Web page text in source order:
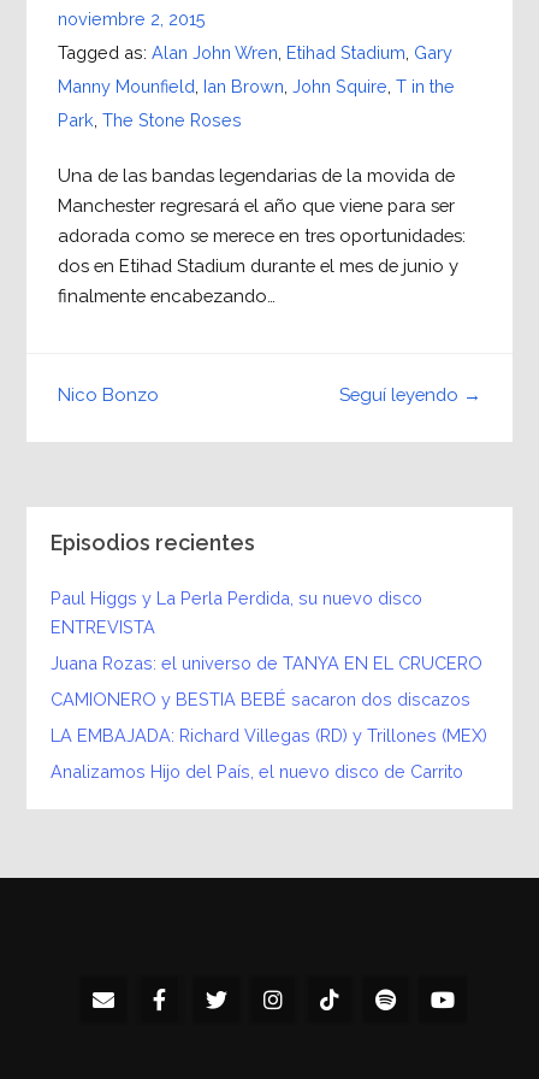
noviembre 2, 2015
Tagged as: Alan John Wren Etihad Stadium Gary
Manny Mounfield Ian Brown John Squire T in the
Park The Stone Roses
Una de las bandas legendarias de la movida de
Manchester regresará el año que viene para ser
adorada como se merece en tres oportunidades:
dos en Etihad Stadium durante el mes de junio y
finalmente encabezando…
Seguí leyendo →
Nico Bonzo
Episodios recientes
Paul Higgs y La Perla Perdida, su nuevo disco
ENTREVISTA
Juana Rozas: el universo de TANYA EN EL CRUCERO
CAMIONERO y BESTIA BEBÉ sacaron dos discazos
LA EMBAJADA: Richard Villegas (RD) y Trillones (MEX)
Analizamos Hijo del País, el nuevo disco de Carrito